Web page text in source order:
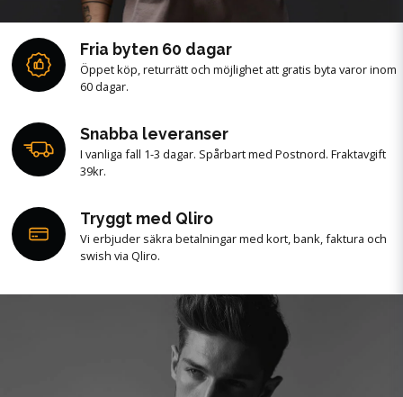
Fria byten 60 dagar
Öppet köp, returrätt och möjlighet att gratis byta varor inom
60 dagar.
Snabba leveranser
I vanliga fall 1-3 dagar. Spårbart med Postnord. Fraktavgift
39kr.
Tryggt med Qliro
Vi erbjuder säkra betalningar med kort, bank, faktura och
swish via Qliro.